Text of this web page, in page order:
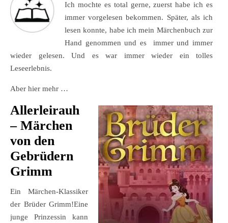
Ich mochte es total gerne, zuerst habe ich es
immer vorgelesen bekommen. Später, als ich
lesen konnte, habe ich mein Märchenbuch zur
Hand genommen und es immer und immer
wieder gelesen. Und es war immer wieder ein tolles
Leseerlebnis.
Aber hier mehr …
Allerleirauh
– Märchen
von den
Gebrüdern
Grimm
Ein Märchen-Klassiker
der Brüder Grimm!Eine
junge Prinzessin kann